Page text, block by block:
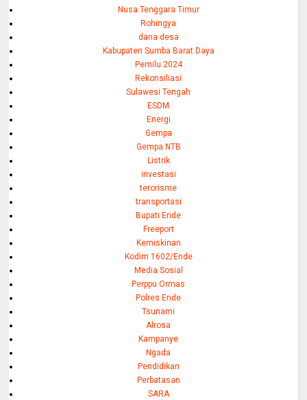
Nusa Tenggara Timur
Rohingya
dana desa
Kabupaten Sumba Barat Daya
Pemilu 2024
Rekonsiliasi
Sulawesi Tengah
ESDM
Energi
Gempa
Gempa NTB
Listrik
investasi
terorisme
transportasi
Bupati Ende
Freeport
Kemiskinan
Kodim 1602/Ende
Media Sosial
Perppu Ormas
Polres Ende
Tsunami
Alrosa
Kampanye
Ngada
Pendidikan
Perbatasan
SARA